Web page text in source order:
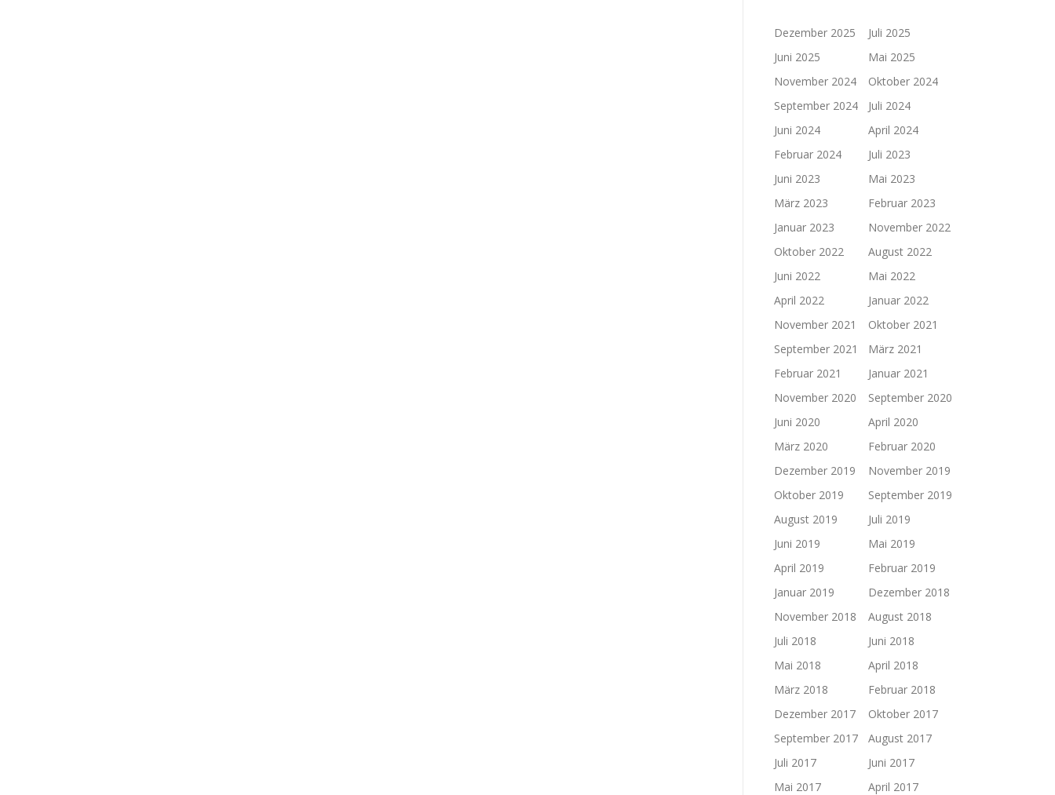
Dezember 2025
Juli 2025
Juni 2025
Mai 2025
November 2024
Oktober 2024
September 2024
Juli 2024
Juni 2024
April 2024
Februar 2024
Juli 2023
Juni 2023
Mai 2023
März 2023
Februar 2023
Januar 2023
November 2022
Oktober 2022
August 2022
Juni 2022
Mai 2022
April 2022
Januar 2022
November 2021
Oktober 2021
September 2021
März 2021
Februar 2021
Januar 2021
November 2020
September 2020
Juni 2020
April 2020
März 2020
Februar 2020
Dezember 2019
November 2019
Oktober 2019
September 2019
August 2019
Juli 2019
Juni 2019
Mai 2019
April 2019
Februar 2019
Januar 2019
Dezember 2018
November 2018
August 2018
Juli 2018
Juni 2018
Mai 2018
April 2018
März 2018
Februar 2018
Dezember 2017
Oktober 2017
September 2017
August 2017
Juli 2017
Juni 2017
Mai 2017
April 2017